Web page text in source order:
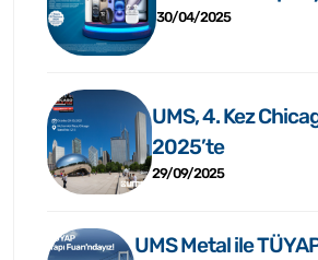
30/04/2025
UMS, 4. Kez
2025’te
29/09/2025
UMS Metal ile